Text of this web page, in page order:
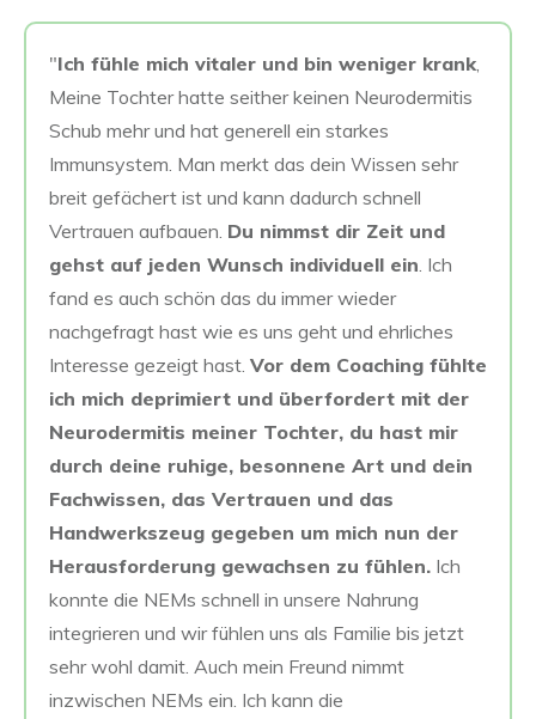
"Ich fühle mich vitaler und bin weniger krank
Meine Tochter hatte seither keinen Neurodermitis
Schub mehr und hat generell ein starkes
Immunsystem. Man merkt das dein Wissen sehr
breit gefächert ist und kann dadurch schnell
Vertrauen aufbauen. Du nimmst dir Zeit und
gehst auf jeden Wunsch individuell ein . Ich
fand es auch schön das du immer wieder
nachgefragt hast wie es uns geht und ehrliches
Interesse gezeigt hast. Vor dem Coaching fühlte
ich mich deprimiert und überfordert mit der
Neurodermitis meiner Tochter, du hast mir
durch deine ruhige, besonnene Art und dein
Fachwissen, das Vertrauen und das
Handwerkszeug gegeben um mich nun der
Herausforderung gewachsen zu fühlen. Ich
konnte die NEMs schnell in unsere Nahrung
integrieren und wir fühlen uns als Familie bis jetzt
sehr wohl damit. Auch mein Freund nimmt
inzwischen NEMs ein. Ich kann die